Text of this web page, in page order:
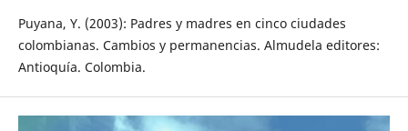
Puyana, Y. (2003): Padres y madres en cinco ciudades
colombianas. Cambios y permanencias. Almudela editores:
Antioquía. Colombia.